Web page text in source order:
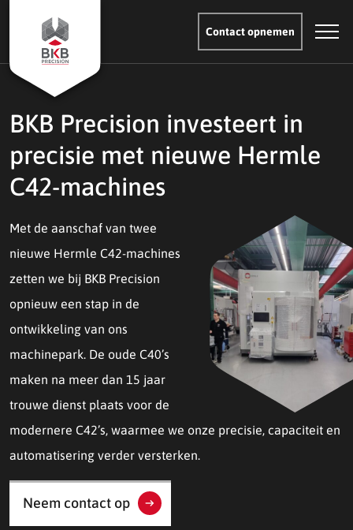
Contact opnemen
BKB Precision investeert in
precisie met nieuwe Hermle
C42-machines
Met de aanschaf van twee
nieuwe Hermle C42-machines
zetten we bij BKB Precision
opnieuw een stap in de
ontwikkeling van ons
machinepark. De oude C40’s
maken na meer dan 15 jaar
trouwe dienst plaats voor de
modernere C42’s, waarmee we onze precisie, capaciteit en
automatisering verder versterken.
Neem contact op